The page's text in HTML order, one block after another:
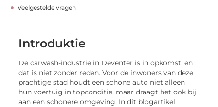
Veelgestelde vragen
Introduktie
De carwash-industrie in Deventer is in opkomst, en
dat is niet zonder reden. Voor de inwoners van deze
prachtige stad houdt een schone auto niet alleen
hun voertuig in topconditie, maar draagt het ook bij
aan een schonere omgeving. In dit blogartikel